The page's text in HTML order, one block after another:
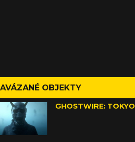
OBJEKTY
GHOSTWIRE: TOKYO